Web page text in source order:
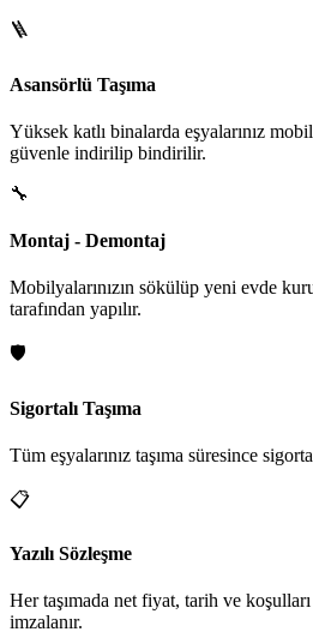
🪜
Asansörlü Taşıma
Yüksek katlı binalarda eşyalarınız
güvenle indirilip bindirilir.
🔧
Montaj - Demontaj
Mobilyalarınızın sökülüp yeni evde
tarafından yapılır.
🛡️
Sigortalı Taşıma
Tüm eşyalarınız taşıma süresince
📋
Yazılı Sözleşme
Her taşımada net fiyat, tarih ve
imzalanır.